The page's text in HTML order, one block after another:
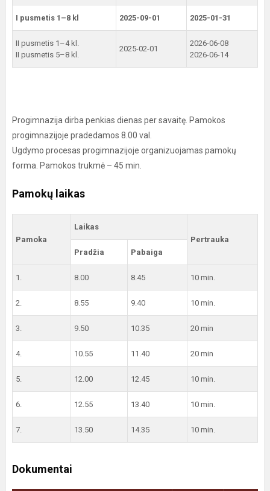
I pusmetis 1–8 kl 2025-09-01 2025-01-31
II pusmetis 1–4 kl.
II pusmetis 5–8 kl.
2025-02-01
2026-06-08
2026-06-14
Progimnazija dirba penkias dienas per savaitę. Pamokos
progimnazijoje pradedamos 8.00 val.
Ugdymo procesas progimnazijoje organizuojamas pamokų
forma. Pamokos trukmė – 45 min.
Pamokų laikas
Pamoka
Laikas
Pertrauka
Pradžia
Pabaiga
1. 8.00 8.45 10 min.
2. 8.55 9.40 10 min.
3. 9.50 10.35 20 min
4. 10.55 11.40 20 min
5. 12.00 12.45 10 min.
6. 12.55 13.40 10 min.
7. 13.50 14.35 10 min.
Dokumentai